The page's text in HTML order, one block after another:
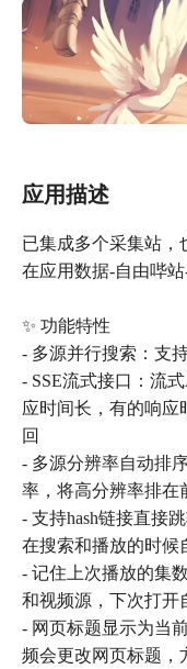
应用描述
已集成多个采集站，
在应用数据-自由哔站
✨ 功能特性
- 多源并行搜索：支
- SSE流式接口：流
应时间长，有的响应
回
- 多源分辨率自动排
率，将高分辨率排在
- 支持hash链接直接
在搜索和播放的时候
- 记住上次播放的集
和视频源，下次打开
- 网页标题显示为当
频会更改网页标题，